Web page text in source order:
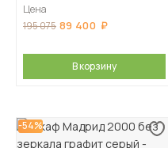
Цена
195 075 89 400
В корзину
-54%